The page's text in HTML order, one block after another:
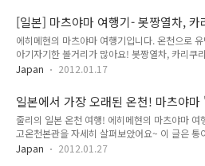
편 - 생굴요리,사슴,오모테산도,모미지만쥬! (일본
토우치 여행기) [일본] 미..
기다려주세요.^^ 유바라온센 1편에는 료칸과 온
한 글이 있으니 봐주시고~ 다른 세토우치 여행기
세요^^ 일본에서 가장 오래된 온천! 마츠야마 '
천여행기 (세토우치 에히메현 마츠야마) [일본]
바라온센 1편 (오카야마 현, 일본 세토우치 여행,
지만쥬! (일본 히로시마 세토우치 여행기) [일본]
이쓰쿠시마신사,토요코니신사..
[일본] 마츠야마 여행기- 봇짱열차, 카
시계탑, 무료족욕탕! (에히메현 세토
에히메현의 마츠야마 여행기입니다. 온천으로
아기자기한 볼거리가 많아요! 봇짱열차, 카리쿠
무료족욕탕까지~ ^^ 즐거운 마츠야마 여행기~
요! 줄리의 세토우치 여행기들! 다른 편도 읽어보
서 가장 오래된 온천! 마츠야마 '도고온천본관' 온
우치 에히메현 마츠야마) [일본] 료칸의 가이세
온센 2편 (남녀혼욕 무료노천탕, 오카야마현, 일
노쿠라츠루야 료칸) [일본] 온천료칸여행-유바라
Japan 2012.01.17
일본에서 가장 오래된 온천! 마츠야마
본관' 온천여행기 (세토우치 에히메현
줄리의 일본 온천 여행! 에히메현의 마츠야마 여
고온천본관을 자세히 살펴보았어요~ 이 글은 통
되어 로딩에 시간이 걸릴 수 있으니 조금 기다려
Japan 2012.01.27